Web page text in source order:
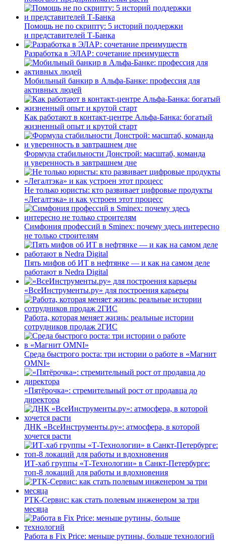
Помощь не по скрипту: 5 историй поддержки
и представителей Т-Банка
Разработка в ЭЛАР: сочетание преимуществ
Мобильный банкир в Альфа-Банке: профессия для
активных людей
Как работают в контакт-центре Альфа-Банка: богатый
жизненный опыт и крутой старт
Формула стабильности Донстрой: масштаб, команда
и уверенность в завтрашнем дне
Не только юристы: кто развивает цифровые продукты
«Легалтэка» и как устроен этот процесс
Симфония профессий в Sminex: почему здесь интересно
не только строителям
Пять мифов об ИТ в нефтянке — и как на самом деле
работают в Nedra Digital
«ВсеИнструменты.ру» для построения карьеры
Работа, которая меняет жизнь: реальные истории
сотрудников продаж 2ГИС
Среда быстрого роста: три истории о работе в «Магнит
OMNI»
«Пятёрочка»: стремительный рост от продавца до
директора
ДНК «ВсеИнструменты.ру»: атмосфера, в которой
хочется расти
ИТ-хаб группы «Т-Технологии» в Санкт-Петербурге:
топ-8 локаций для работы и вдохновения
РТК-Сервис: как стать полевым инженером за три
месяца
Работа в Fix Price: меньше рутины, больше технологий